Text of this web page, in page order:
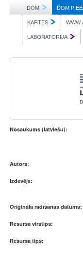
DOM DOM
KARTES
WWW
LABORATORIJA
Nosaukums (latviešu):
Autors:
Izdevējs:
Oriģināla radīšanas datums:
Resursa virstips:
Resursa tips: